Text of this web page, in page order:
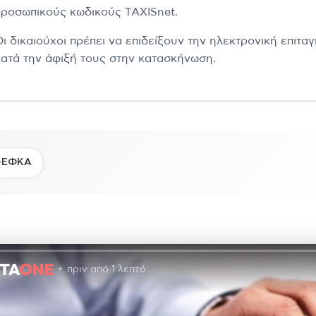
κωδικούς TAXISnet.
δικαιούχοι πρέπει να επιδείξουν την ηλεκτρονική
την άφιξή τους στην κατασκήνωση.
ΕΦΚΑ
πριν από 1 λεπτό